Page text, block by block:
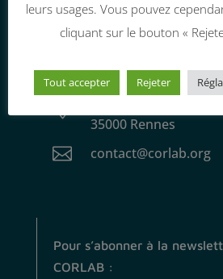
Nous contacter
35000 Rennes
 contact@corlab.org
Pour s’abonner à la
CORLAB :
leurs usages. Vous pouvez
cliquant sur le bouton «
Tout accepter Rejeter